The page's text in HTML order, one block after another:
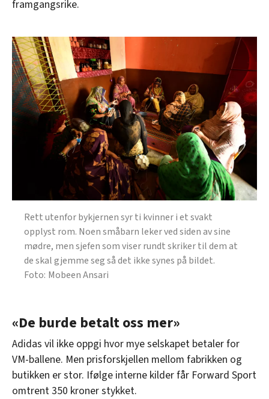
framgangsrike.
Rett utenfor bykjernen syr ti kvinner i et svakt
opplyst rom. Noen småbarn leker ved siden av sine
mødre, men sjefen som viser rundt skriker til dem at
de skal gjemme seg så det ikke synes på bildet.
Mobeen Ansari
«De burde betalt oss mer»
Adidas vil ikke oppgi hvor mye selskapet betaler for
VM-ballene. Men prisforskjellen mellom fabrikken og
butikken er stor. Ifølge interne kilder får Forward Sport
omtrent 350 kroner stykket.